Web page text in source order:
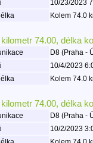
10/23/2023
Kolem 74.0
74.00, délka
D8 (Praha -
10/4/2023
Kolem 74.0
kilometr 74.00, délka
D8 (Praha -
10/2/2023